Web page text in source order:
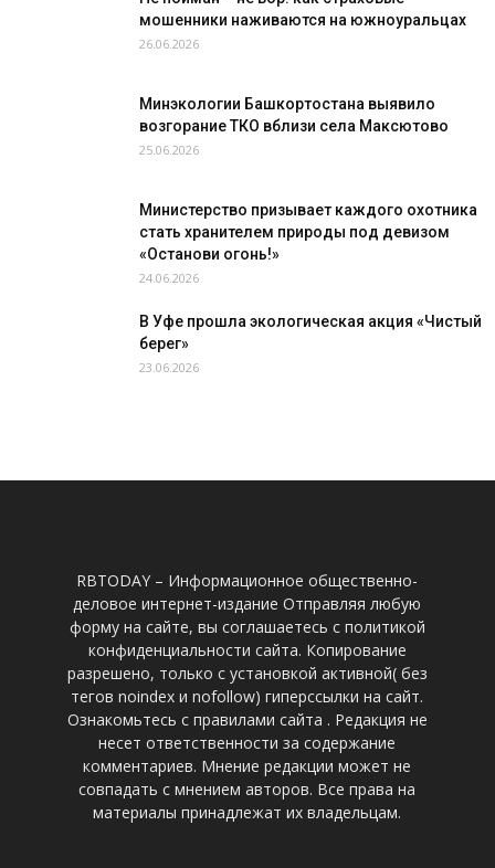
мошенники наживаются на южноуральцах
26.06.2026
Минэкологии Башкортостана выявило
возгорание ТКО вблизи села Максютово
25.06.2026
Министерство призывает каждого охотника
стать хранителем природы под девизом
«Останови огонь!»
24.06.2026
В Уфе прошла экологическая акция «Чистый
берег»
23.06.2026
RBTODAY – Информационное общественно-
деловое интернет-издание Отправляя любую
форму на сайте, вы соглашаетесь с политикой
конфиденциальности сайта. Копирование
разрешено, только с установкой активной( без
тегов noindex и nofollow) гиперссылки на сайт.
Ознакомьтесь с правилами сайта . Редакция не
несет ответственности за содержание
комментариев. Мнение редакции может не
совпадать с мнением авторов. Все права на
материалы принадлежат их владельцам.